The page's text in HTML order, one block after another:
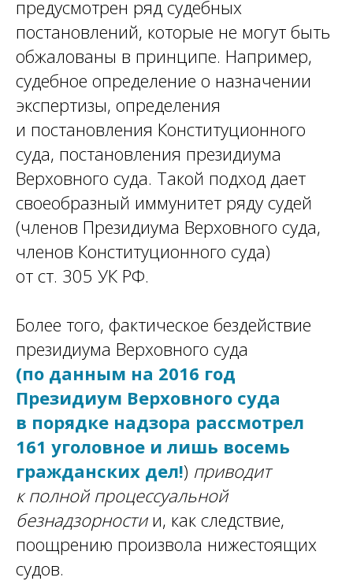
предусмотрен ряд судебных
постановлений, которые не могут быть
обжалованы в принципе. Например,
судебное определение о назначении
экспертизы, определения
и постановления Конституционного
суда, постановления президиума
Верховного суда. Такой подход дает
своеобразный иммунитет ряду судей
(членов Президиума Верховного суда,
членов Конституционного суда)
от ст. 305 УК РФ.
Более того, фактическое бездействие
президиума Верховного суда
(по данным на 2016 год
Президиум Верховного суда
в порядке надзора рассмотрел
161 уголовное и лишь восемь
гражданских дел!) приводит
к полной процессуальной
безнадзорностии, как следствие,
поощрению произвола нижестоящих
судов.